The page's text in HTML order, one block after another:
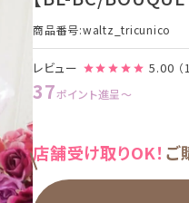
商品番号 waltz_tricunico
レビュー 5.00
37ポイント進呈 〜
店舗受け取りOK！ ご